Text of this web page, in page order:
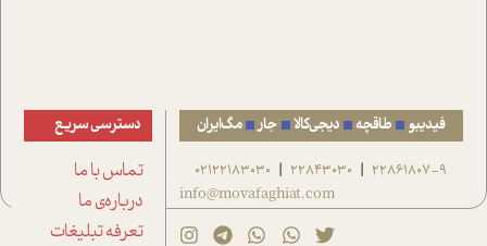
فیدیبو طاقچه دیجی‌کالا جار مگ‌ایران
22861807-9
|
22843030
|
02122183030
info@movafaghiat.com
دسترسی سریع
تماس با ما
درباره‌ی ما
تعرفه تبلیغات